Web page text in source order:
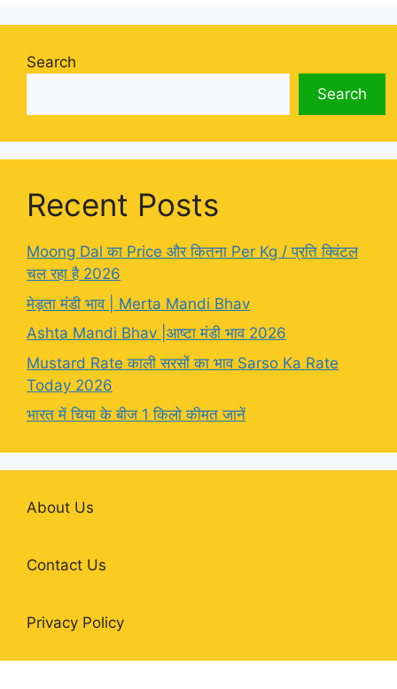
Search
Search
Recent Posts
Moong Dal का Price और कितना Per Kg / प्रति क्विंटल
चल रहा है 2026
मेड़ता मंडी भाव | Merta Mandi Bhav
Ashta Mandi Bhav |आष्टा मंडी भाव 2026
Mustard Rate काली सरसों का भाव Sarso Ka Rate
Today 2026
भारत में चिया के बीज 1 किलो कीमत जानें
About Us
Contact Us
Privacy Policy